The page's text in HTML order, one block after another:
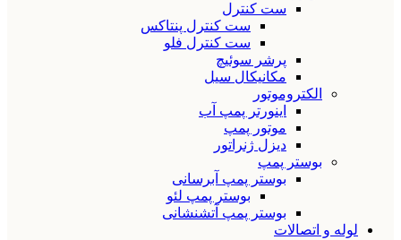
ست کنترل
ست کنترل پنتاکس
ست کنترل فلو
پرشر سوئیچ
مکانیکال سیل
الکتروموتور
اینورتر پمپ آب
موتور پمپ
دیزل ژنراتور
بوستر پمپ
بوستر پمپ آبرسانی
بوستر پمپ لئو
بوستر پمپ آتشنشانی
لوله و اتصالات